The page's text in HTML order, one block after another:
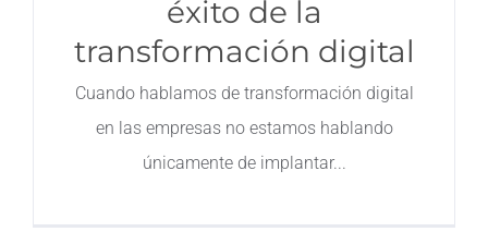
Contacto
éxito de la
transformación digital
Cuando hablamos de transformación digital
en las empresas no estamos hablando
únicamente de implantar